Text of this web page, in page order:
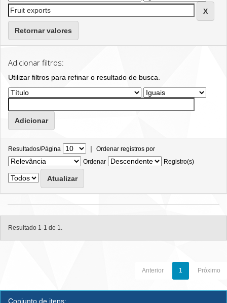
Retornar valores
Adicionar filtros:
Utilizar filtros para refinar o resultado de busca.
Resultados/Página | Ordenar registros por
Ordenar
Registro(s)
Resultado 1-1 de 1.
Anterior 1 Próximo
Conjunto de itens: